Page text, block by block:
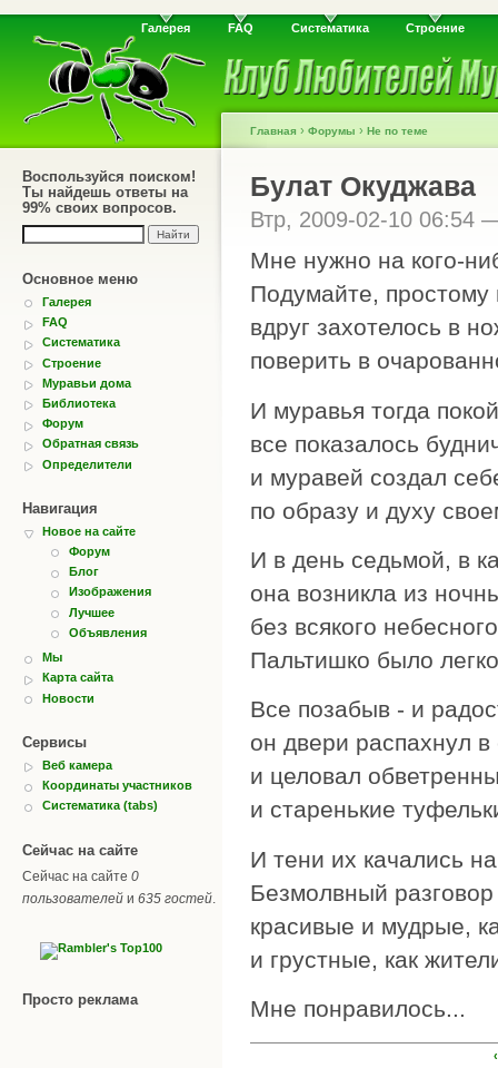
Галерея FAQ Систематика Строение
Воспользуйся поиском!
Ты найдешь ответы на
99% своих вопросов.
Основное меню
Галерея
FAQ
Систематика
Строение
Муравьи дома
Библиотека
Форум
Обратная связь
Определители
Навигация
Новое на сайте
Форум
Блог
Изображения
Лучшее
Объявления
Мы
Карта сайта
Новости
Сервисы
Веб камера
Координаты участников
Систематика (tabs)
Сейчас на сайте
Сейчас на сайте 0
пользователей и 635 гостей
Просто реклама
Главная › Форумы › Не по теме
Булат Окуджава
Втр, 2009-02-10 06:54
Мне нужно на кого-
Подумайте,
вдруг захотелось в
поверить в
И муравья тогда
все показалось
и муравей создал
по образу и духу
И в день седьмой, в
она возникла из
без всякого
Пальтишко было
Все позабыв - и
он двери распахнул
и целовал
и старенькие
И тени их качались
Безмолвный
красивые и мудрые,
и грустные, как
Мне понравилось...